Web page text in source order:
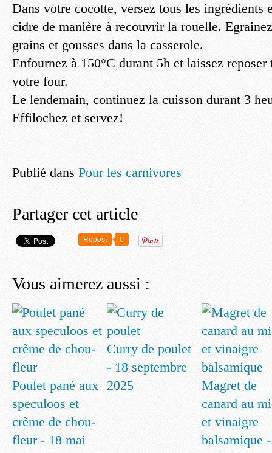
Dans votre cocotte, versez tous les ingrédients
cidre de manière à recouvrir la rouelle.
grains et gousses dans la casserole.
Enfournez à 150°C durant 5h et laissez
votre four.
Le lendemain, continuez la cuisson durant 3
Effilochez et servez!
Publié dans Pour les carnivores
Partager cet article
Repost 0
Vous aimerez aussi :
Poulet pané aux
speculoos et
crème de chou-
fleur - 18 mai
Curry de poulet
- 18 septembre
2025
Magret de
canard au
et vinaigre
balsamique